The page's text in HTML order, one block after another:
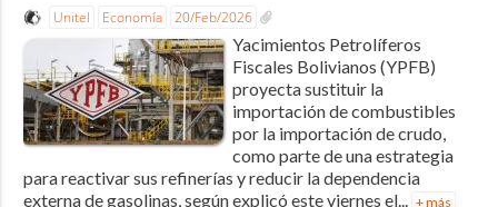
Unitel Economía 20/Feb/2026
Yacimientos Petrolíferos
Fiscales Bolivianos (YPFB)
proyecta sustituir la
importación de combustibles
por la importación de crudo,
como parte de una estrategia
para reactivar sus refinerías y reducir la dependencia
externa de gasolinas, según explicó este viernes el...
+ más